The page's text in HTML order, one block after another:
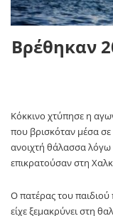
Βρέθηκαν
Κόκκινο χτύπησε η
που βρισκόταν μέσα
ανοιχτή θάλασσα
επικρατούσαν στη
Ο πατέρας του
είχε ξεμακρύνει στη